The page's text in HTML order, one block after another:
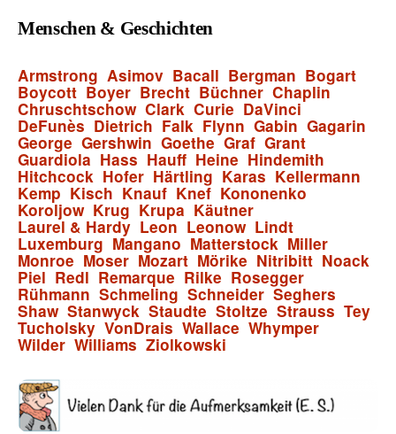
Menschen & Geschichten
Armstrong Asimov Bacall Bergman Bogart
Boycott Boyer Brecht Büchner Chaplin
Chruschtschow Clark Curie DaVinci
DeFunès Dietrich Falk Flynn Gabin Gagarin
George Gershwin Goethe Graf Grant
Guardiola Hass Hauff Heine Hindemith
Hitchcock Hofer Härtling Karas Kellermann
Kemp Kisch Knauf Knef Kononenko
Koroljow Krug Krupa Käutner
Laurel & Hardy Leon Leonow Lindt
Luxemburg Mangano Matterstock Miller
Monroe Moser Mozart Mörike Nitribitt Noack
Piel Redl Remarque Rilke Rosegger
Rühmann Schmeling Schneider Seghers
Shaw Stanwyck Staudte Stoltze Strauss Tey
Tucholsky VonDrais Wallace Whymper
Wilder Williams Ziolkowski